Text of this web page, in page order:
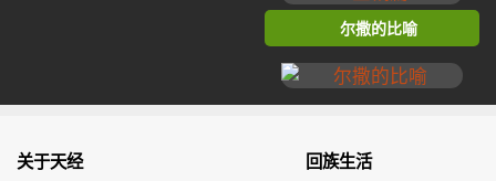
尔撒的比喻
关于天经 回族生活